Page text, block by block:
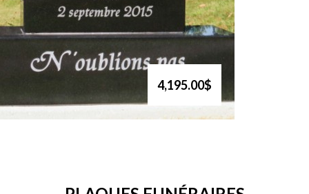
4,195.00$